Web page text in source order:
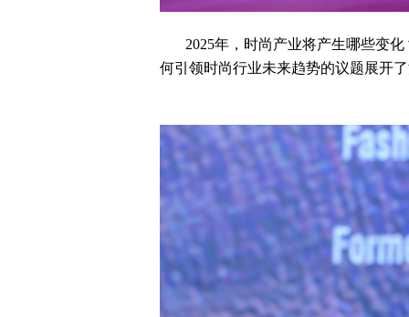
2025年，时尚产业将产生哪些变
何引领时尚行业未来趋势的议题展开